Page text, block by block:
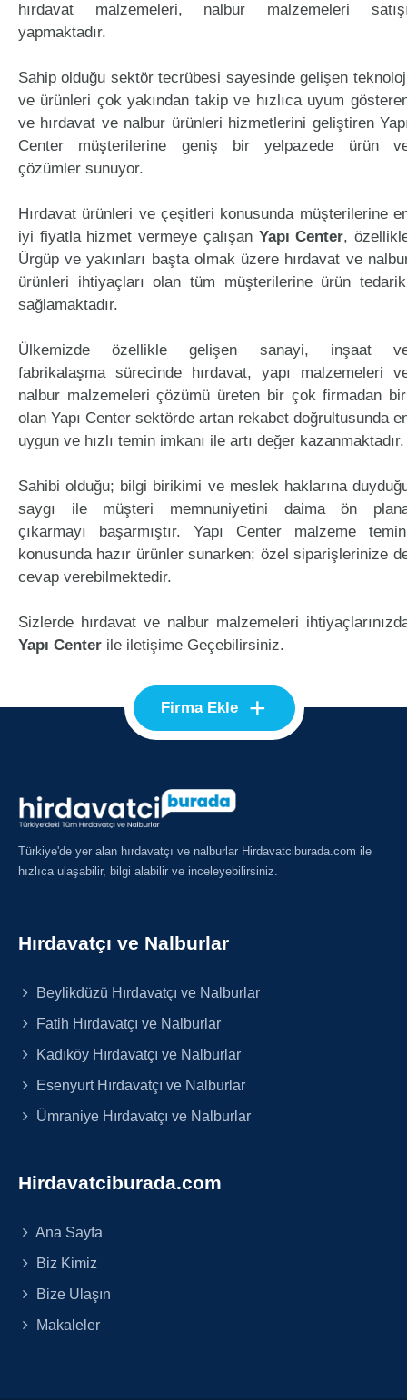
hırdavat malzemeleri, nalbur malzemeleri
yapmaktadır.
Sahip olduğu sektör tecrübesi sayesinde gelişen
ve ürünleri çok yakından takip ve hızlıca uyum
ve hırdavat ve nalbur ürünleri hizmetlerini geliştiren
Center müşterilerine geniş bir yelpazede ürün
çözümler sunuyor.
Hırdavat ürünleri ve çeşitleri konusunda müşterilerine
iyi fiyatla hizmet vermeye çalışan Yapı Center,
Ürgüp ve yakınları başta olmak üzere hırdavat ve
ürünleri ihtiyaçları olan tüm müşterilerine ürün
sağlamaktadır.
Ülkemizde özellikle gelişen sanayi, inşaat
fabrikalaşma sürecinde hırdavat, yapı malzemeleri
nalbur malzemeleri çözümü üreten bir çok firmadan
olan Yapı Center sektörde artan rekabet doğrultusunda
uygun ve hızlı temin imkanı ile artı değer kazanmaktadır.
Sahibi olduğu; bilgi birikimi ve meslek haklarına
saygı ile müşteri memnuniyetini daima ön
çıkarmayı başarmıştır. Yapı Center malzeme
konusunda hazır ürünler sunarken; özel siparişlerinize
cevap verebilmektedir.
Sizlerde hırdavat ve nalbur malzemeleri
Yapı Center ile iletişime Geçebilirsiniz.
Firma Ekle +
Türkiye'de yer alan hırdavatçı ve nalburlar Hirdavatciburada.com ile
hızlıca ulaşabilir, bilgi alabilir ve inceleyebilirsiniz.
Hırdavatçı ve Nalburlar
Beylikdüzü Hırdavatçı ve Nalburlar
Fatih Hırdavatçı ve Nalburlar
Kadıköy Hırdavatçı ve Nalburlar
Esenyurt Hırdavatçı ve Nalburlar
Ümraniye Hırdavatçı ve Nalburlar
Hirdavatciburada.com
Ana Sayfa
Biz Kimiz
Bize Ulaşın
Makaleler